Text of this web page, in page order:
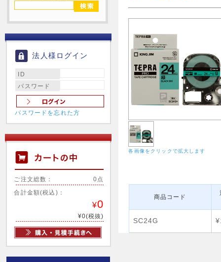
法人様ログイン
ID
パスワード
パスワードを忘れた方
ご注文総数： 0点
合計金額(税込)：
¥0
¥0(税抜)
各画像をクリックで拡大します
商品コード
SC24G